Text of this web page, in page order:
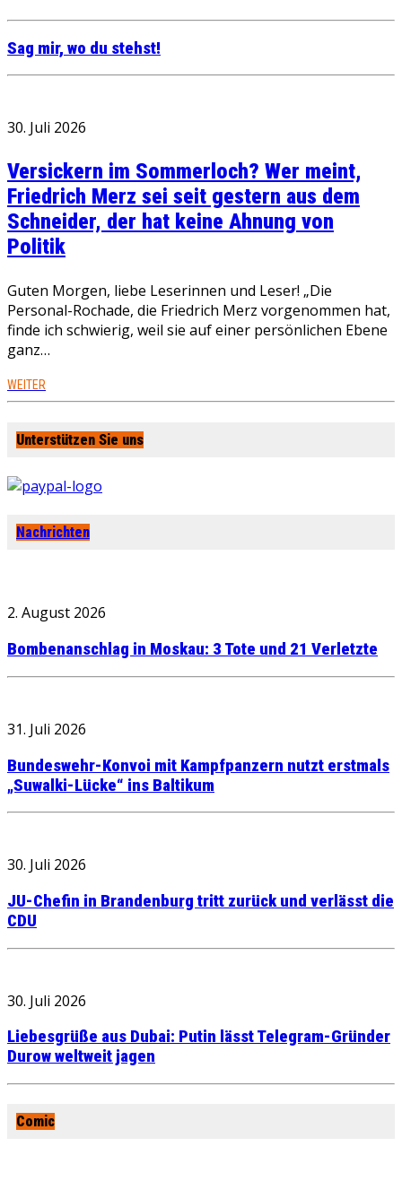
Sag mir, wo du stehst!
30. Juli 2026
Versickern im Sommerloch? Wer meint,
Friedrich Merz sei seit gestern aus dem
Schneider, der hat keine Ahnung von
Politik
Guten Morgen, liebe Leserinnen und Leser! „Die
Personal-Rochade, die Friedrich Merz vorgenommen hat,
finde ich schwierig, weil sie auf einer persönlichen Ebene
ganz…
WEITER
Unterstützen Sie uns
Nachrichten
2. August 2026
Bombenanschlag in Moskau: 3 Tote und 21 Verletzte
31. Juli 2026
Bundeswehr-Konvoi mit Kampfpanzern nutzt erstmals
„Suwalki-Lücke“ ins Baltikum
30. Juli 2026
JU-Chefin in Brandenburg tritt zurück und verlässt die
CDU
30. Juli 2026
Liebesgrüße aus Dubai: Putin lässt Telegram-Gründer
Durow weltweit jagen
Comic